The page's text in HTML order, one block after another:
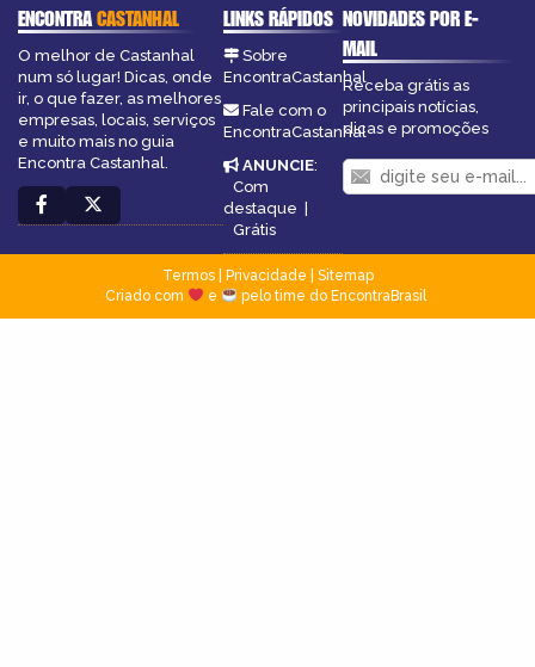
ENCONTRACASTANHAL
O melhor de Castanhal
num só lugar! Dicas, onde
ir, o que fazer, as melhores
empresas, locais, serviços
e muito mais no guia
Encontra Castanhal.
LINKS RÁPIDOS
Sobre
EncontraCastanhal
Fale com o
EncontraCastanhal
ANUNCIE:
Com
destaque
Grátis
NOVIDADES POR E-
MAIL
Receba grátis as
principais notícias,
dicas e promoções
Termos| Privacidade
Sitemap
Criado com
e pelo time do EncontraBrasil